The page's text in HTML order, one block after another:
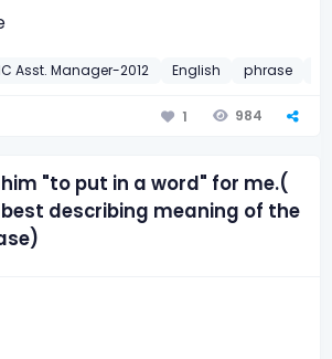
Asst. Manager-2012 English phrase
1 984
"to put in a word" for me.(
describing meaning of the